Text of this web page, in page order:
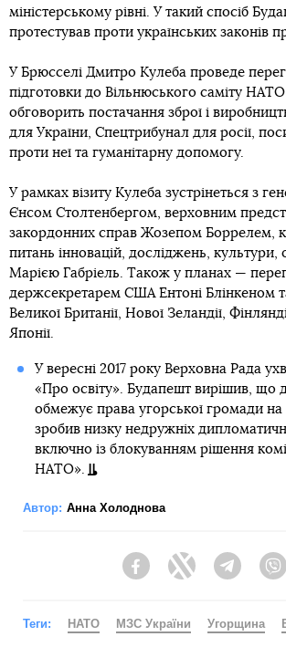
міністерському рівні. У такий спосіб
протестував проти українських законів
У Брюсселі Дмитро Кулеба проведе
підготовки до Вільнюського саміту НАТО
обговорить постачання зброї і
для України, Спецтрибунал для росії,
проти неї та гуманітарну допомогу.
У рамках візиту Кулеба зустрінеться з
Єнсом Столтенбергом, верховним
закордонних справ Жозепом Боррелем,
питань інновацій, досліджень, культури,
Марією Габріель. Також у планах —
держсекретарем США Ентоні Блінкеном
Великої Британії, Нової Зеландії,
Японії.
У вересні 2017 року Верховна Рада
«Про освіту». Будапешт вирішив, що
обмежує права угорської громади на
зробив низку недружніх
включно із блокуванням рішення
НАТО».
Автор: Анна Холоднова
FacebookTwitter
Теги: НАТО МЗС України Угорщина